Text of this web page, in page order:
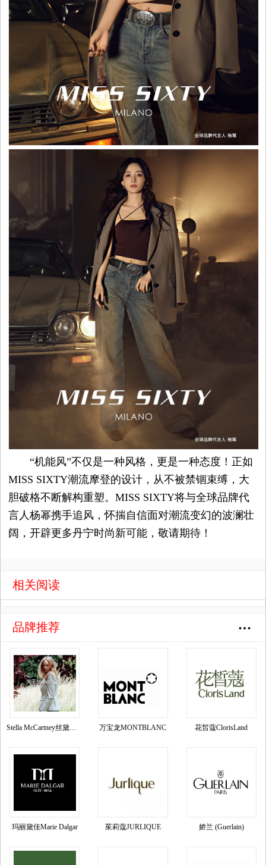
“机能风”不仅是一种风格，更是一种态度！正如
MISS SIXTY潮流摩登的设计，从不被禁锢束缚，大
胆破格不断解构重塑。MISS SIXTY将与全球品牌代
言人杨幂携手追风，怀揣自信面对潮流变幻的波澜壮
阔，开辟更多丹宁时尚新可能，敬请期待！
相关阅读
品牌推荐
Stella McCartney丝黛拉•麦卡妮品牌资料介绍 万宝龙MONTBLANC 花皙蔻ClorisLand
玛丽黛佳Marie Dalgar 茱莉蔻JURLIQUE 娇兰 (Guerlain)